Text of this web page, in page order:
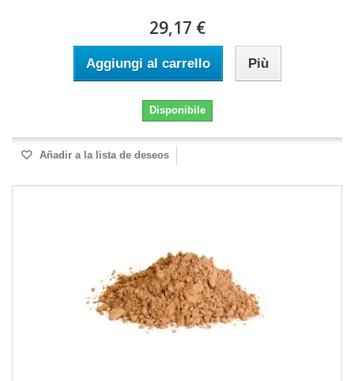
29,17 €
Aggiungi al carrello Più
Disponibile
Añadir a la lista de deseos